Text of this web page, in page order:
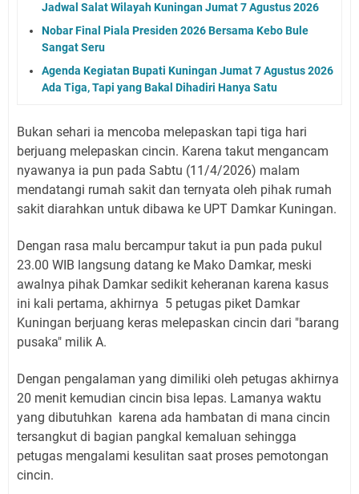
Jadwal Salat Wilayah Kuningan Jumat 7 Agustus 2026
Nobar Final Piala Presiden 2026 Bersama Kebo Bule
Sangat Seru
Agenda Kegiatan Bupati Kuningan Jumat 7 Agustus 2026
Ada Tiga, Tapi yang Bakal Dihadiri Hanya Satu
Bukan sehari ia mencoba melepaskan tapi tiga hari
berjuang melepaskan cincin. Karena takut mengancam
nyawanya ia pun pada Sabtu (11/4/2026) malam
mendatangi rumah sakit dan ternyata oleh pihak rumah
sakit diarahkan untuk dibawa ke UPT Damkar Kuningan.
Dengan rasa malu bercampur takut ia pun pada pukul
23.00 WIB langsung datang ke Mako Damkar, meski
awalnya pihak Damkar sedikit keheranan karena kasus
ini kali pertama, akhirnya 5 petugas piket Damkar
Kuningan berjuang keras melepaskan cincin dari "barang
pusaka" milik A.
Dengan pengalaman yang dimiliki oleh petugas akhirnya
20 menit kemudian cincin bisa lepas. Lamanya waktu
yang dibutuhkan karena ada hambatan di mana cincin
tersangkut di bagian pangkal kemaluan sehingga
petugas mengalami kesulitan saat proses pemotongan
cincin.